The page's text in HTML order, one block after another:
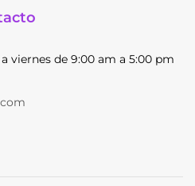
viernes de 9:00 am a 5:00 pm